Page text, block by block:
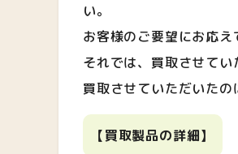
い。
お客様のご要望にお応え
それでは、買取させてい
買取させていただいたの
【買取製品の詳細】